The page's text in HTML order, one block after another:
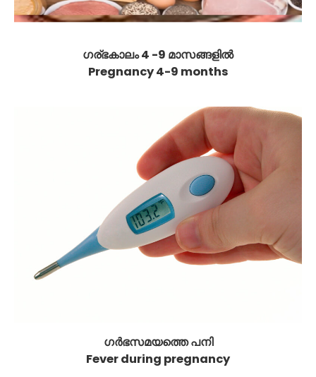
ഗര്ഭകാലം 4 -9 മാസങ്ങളിൽ
Pregnancy 4-9 months
ഗർഭസമയത്തെ പനി
Fever during pregnancy